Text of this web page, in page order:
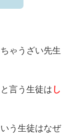
ゃうざい先生
言う生徒は し
う生徒はなぜ